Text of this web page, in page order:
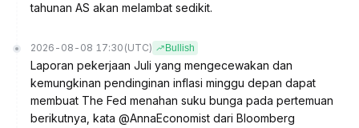
tahunan AS akan melambat sedikit.
2026-08-08 17:30 (UTC) Bullish
Laporan pekerjaan Juli yang mengecewakan dan
kemungkinan pendinginan inflasi minggu depan dapat
membuat The Fed menahan suku bunga pada pertemuan
berikutnya, kata @AnnaEconomist dari Bloomberg